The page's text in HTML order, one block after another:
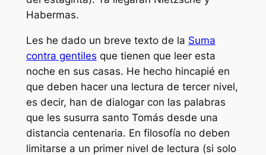
Habermas.
Les he dado un breve texto de la Suma
contra gentiles que tienen que leer esta
noche en sus casas. He hecho hincapié en
que deben hacer una lectura de tercer nivel,
es decir, han de dialogar con las palabras
que les susurra santo Tomás desde una
distancia centenaria. En filosofía no deben
limitarse a un primer nivel de lectura (si solo